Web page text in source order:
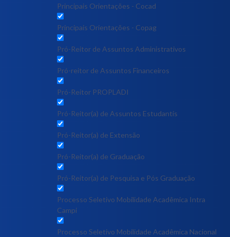
Principais Orientações - Cocad
Principais Orientações - Copag
Pró-Reitor de Assuntos Administrativos
Pró-reitor de Assuntos Financeiros
Pró-Reitor PROPLADI
Pró-Reitor(a) de Assuntos Estudantis
Pró-Reitor(a) de Extensão
Pró-Reitor(a) de Graduação
Pró-Reitor(a) de Pesquisa e Pós Graduação
Processo Seletivo Mobilidade Acadêmica Intra
Campi
Processo Seletivo Mobilidade Acadêmica Nacional